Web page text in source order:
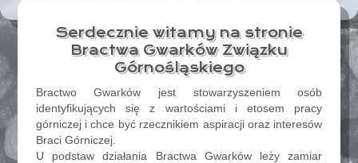
Serdecznie witamy na stronie
Bractwa Gwarków Związku
Górnośląskiego
Bractwo Gwarków jest stowarzyszeniem osób
identyfikujących się z wartościami i etosem pracy
górniczej i chce być rzecznikiem aspiracji oraz interesów
Braci Górniczej.
U podstaw działania Bractwa Gwarków leży zamiar